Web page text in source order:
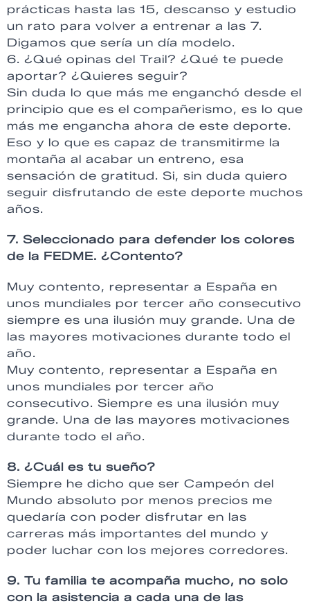
prácticas hasta las 15, descanso y estudio
un rato para volver a entrenar a las 7.
Digamos que sería un día modelo.
6. ¿Qué opinas del Trail? ¿Qué te puede
aportar? ¿Quieres seguir?
Sin duda lo que más me enganchó desde el
principio que es el compañerismo, es lo que
más me engancha ahora de este deporte.
Eso y lo que es capaz de transmitirme la
montaña al acabar un entreno, esa
sensación de gratitud. Si, sin duda quiero
seguir disfrutando de este deporte muchos
años.
7. Seleccionado para defender los colores
de la FEDME. ¿Contento?
Muy contento, representar a España en
unos mundiales por tercer año consecutivo
siempre es una ilusión muy grande. Una de
las mayores motivaciones durante todo el
año.
Muy contento, representar a España en
unos mundiales por tercer año
consecutivo. Siempre es una ilusión muy
grande. Una de las mayores motivaciones
durante todo el año.
8. ¿Cuál es tu sueño?
Siempre he dicho que ser Campeón del
Mundo absoluto por menos precios me
quedaría con poder disfrutar en las
carreras más importantes del mundo y
poder luchar con los mejores corredores.
9. Tu familia te acompaña mucho, no solo
con la asistencia a cada una de las